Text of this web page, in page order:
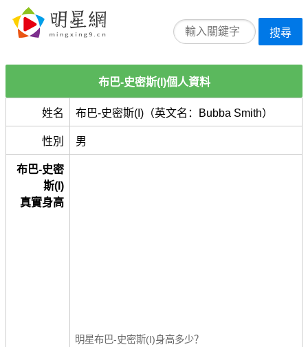
搜尋
布巴-史密斯(I)個人資料
姓名 布巴-史密斯(I)（英文名：Bubba Smith）
性別 男
布巴-史密
斯(I)
真實身高
明星布巴-史密斯(I)身高多少？